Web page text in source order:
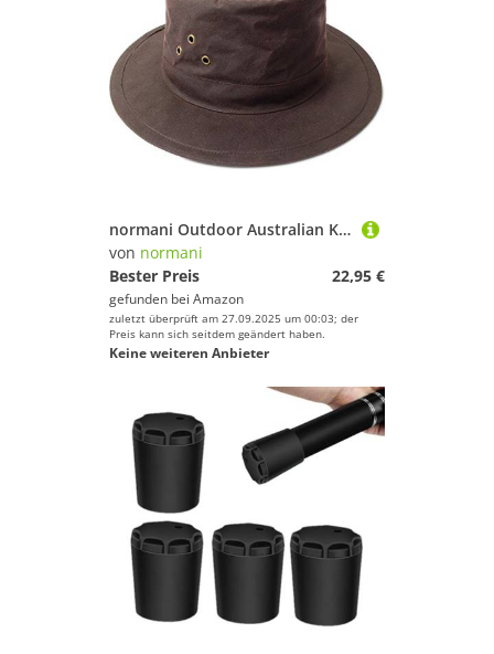
normani Outdoor Australian Kangaroo Buschhut Farbe Braun Größe 61
von normani
Bester Preis
22,95 €
gefunden bei Amazon
zuletzt überprüft am 27.09.2025 um 00:03; der
Preis kann sich seitdem geändert haben.
Keine weiteren Anbieter